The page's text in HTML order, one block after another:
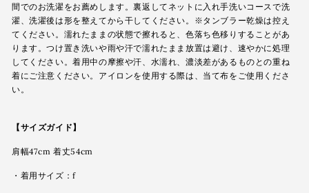
間でのお洗濯をお薦めします。裏返してネットに入れ手洗いコースで洗
濯、洗濯後は形を整えてから干してください。※タンブラー乾燥は控え
てください。濡れたままの状態で擦れると、色落ち色移りすることがあ
ります。つけ置き洗いや雨や汗で濡れたまま放置は避け、速やかに処理
してください。着用中の摩擦や汗、水濡れ、濃淡差があるものとの重ね
着にご注意ください。アイロンを使用する際は、当て布をご使用くださ
い。
【サイズガイド】
肩幅47cm 着丈54cm
・着用サイズ：f